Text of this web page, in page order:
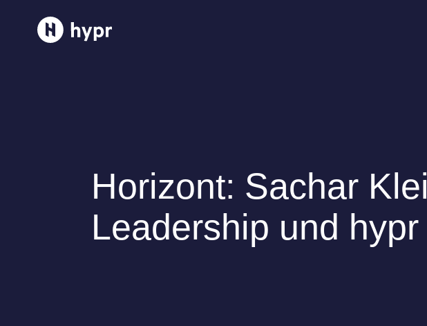
Team
Referenzen
News
Horizont: Sachar
Leadership und hypr